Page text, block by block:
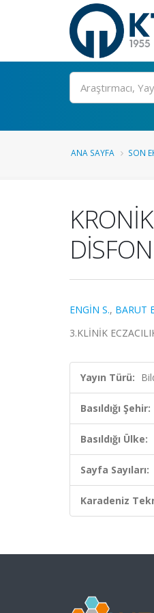
Ara
ANA SAYFA SON
ENGİN S., BARUT
3.KLİNİK
Yayın Türü:
Basıldığı Şehir:
Basıldığı Ülke:
Sayfa Sayıları:
Karadeniz